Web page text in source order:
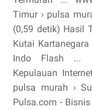
Timur › pulsa
(0,59 detik) Hasil
Kutai
Indo Flash ...
Kepulauan
pulsa murah ›
Pulsa.com -